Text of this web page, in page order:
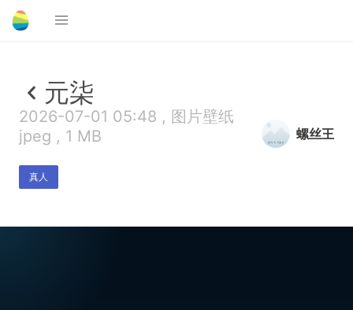
元柒
2026-07-01 05:48 , 图片壁纸
jpeg , 1 MB
真人
螺丝王